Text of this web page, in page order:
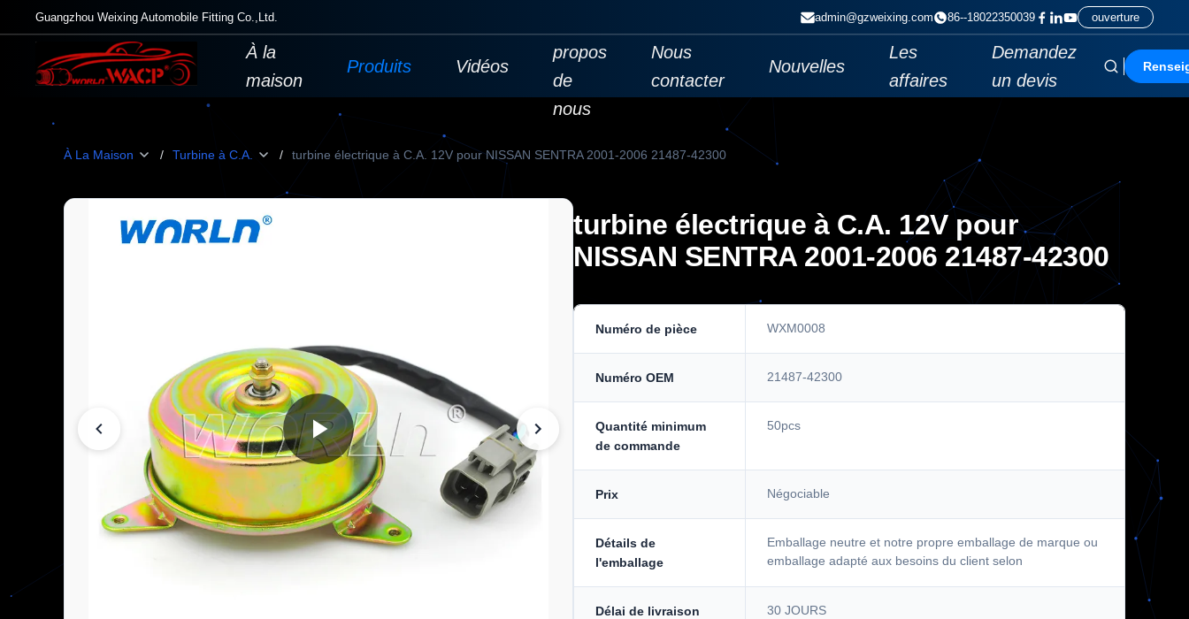
Guangzhou Weixing Automobile Fitting Co.,Ltd. admin@gzweixing.com 86--18022350039 ouverture
À la
maison
Produits Vidéos
propos
de
nous
Nous
contacter
Nouvelles
Les
affaires
Demandez
un devis
À La Maison / Turbine à C.A. / turbine électrique à C.A. 12V pour NISSAN SENTRA 2001-2006 21487-42300
turbine électrique à C.A. 12V pour
NISSAN SENTRA 2001-2006 21487-42300
Numéro de pièce WXM0008
Numéro OEM 21487-42300
Quantité minimum
de commande
50pcs
Prix Négociable
Détails de
l'emballage
Emballage neutre et notre propre emballage de marque ou
emballage adapté aux besoins du client selon
Délai de livraison 30 JOURS